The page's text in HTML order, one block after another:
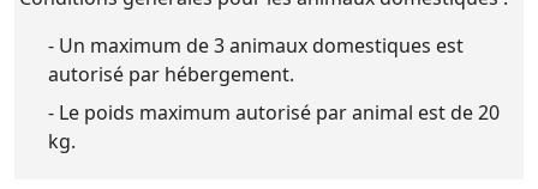
- Un maximum de 3 animaux domestiques est
autorisé par hébergement.
- Le poids maximum autorisé par animal est de 20
kg.